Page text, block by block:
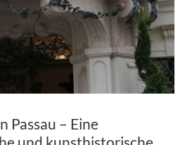
Passau – Eine